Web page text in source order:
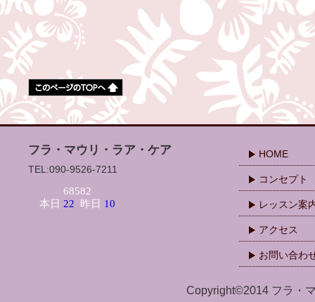
フラ・マウリ・ラア・ケア
TEL:090-9526-7211
HOME
コンセプト
レッスン案
アクセス
お問い合わ
Copyright©2014 フラ・